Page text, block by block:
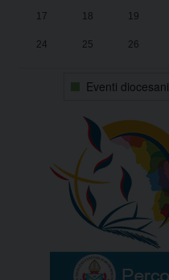
17 18 19
24 25 26
Eventi diocesani